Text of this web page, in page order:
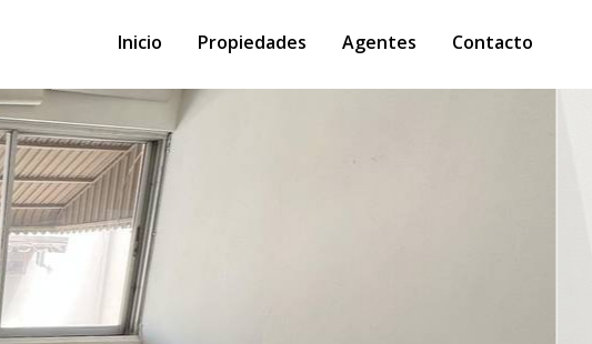
Inicio Propiedades Agentes Contacto